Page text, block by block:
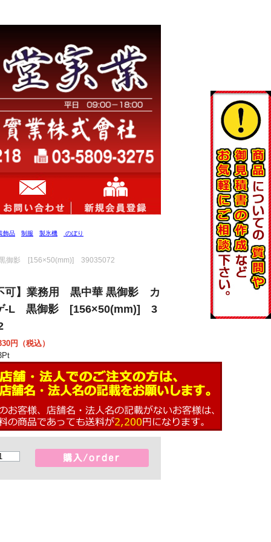
飾品 制服 製氷機 のぼり
御影 [156×50(mm)] 39035072
可】業務用 黒中華 黒御影 カ
-L 黒御影 [156×50(mm)] 3
円（税込）
Pt